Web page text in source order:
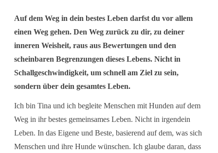
Auf dem Weg in dein bestes Leben darfst du vor allem
einen Weg gehen. Den Weg zurück zu dir, zu deiner
inneren Weisheit, raus aus Bewertungen und den
scheinbaren Begrenzungen dieses Lebens. Nicht in
Schallgeschwindigkeit, um schnell am Ziel zu sein,
sondern über dein gesamtes Leben.
Ich bin Tina und ich begleite Menschen mit Hunden auf dem
Weg in ihr bestes gemeinsames Leben. Nicht in irgendein
Leben. In das Eigene und Beste, basierend auf dem, was sich
Menschen und ihre Hunde wünschen. Ich glaube daran, dass